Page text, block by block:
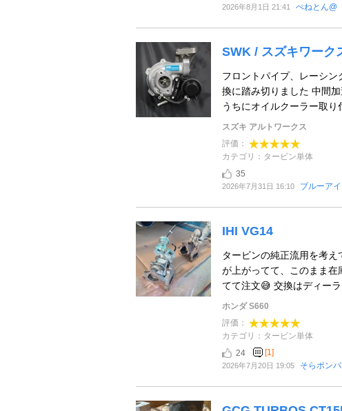
2026年8月1日 21:41 ぺねとん@
SWK / スズキワーク
フロントパイプ、レーシ
換に踏み切りました 中間
うちにオイルクーラー取り
スズキ アルトワークス
評価：
カテゴリ：タービン単体
35
2026年7月31日 16:10 ブルーア
IHI VG14
タービンの純正流用を考
が上がってて、このまま
てて注文😅 交換はディーラ
ホンダ S660
評価：
カテゴリ：タービン単体
24
[1]
2026年7月20日 19:05 そらポン